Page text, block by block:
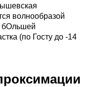
волнообразой
бОльшей
(по Госту до -14